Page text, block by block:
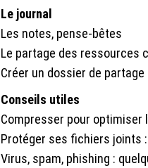
Le journal
Les notes, pense-bêtes
Le partage des ressources
Créer un dossier de
Conseils utiles
Compresser pour optimiser
Protéger ses fichiers joints
Virus, spam, phishing :